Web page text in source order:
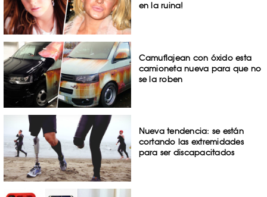
en la ruina!
Camuflajean con óxido esta
camioneta nueva para que no
se la roben
Nueva tendencia: se están
cortando las extremidades
para ser discapacitados